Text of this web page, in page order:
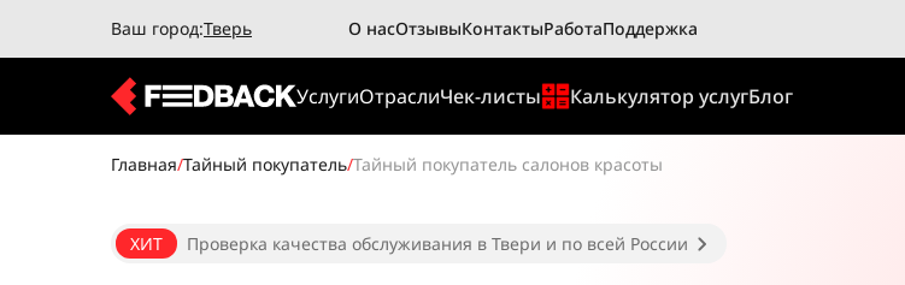
Ваш город:Тверь О насОтзывыКонтактыРаботаПоддержка
УслугиОтраслиЧек-листы Калькулятор услугБлог
Главная/Тайный покупатель/Тайный покупатель салонов красоты
ХИТ Проверка качества обслуживания в Твери и по всей России